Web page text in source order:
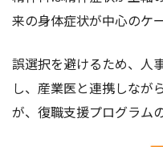
来の身体症状が中心のケ
誤選択を避けるため、人
し、産業医と連携しなが
が、復職支援プログラム